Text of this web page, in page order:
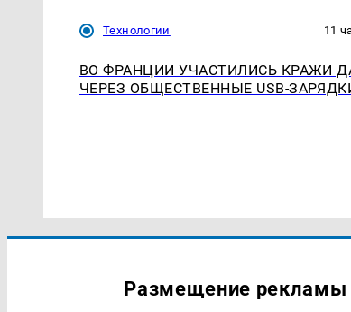
Технологии 11
ВО ФРАНЦИИ УЧАСТИЛИСЬ КРАЖИ
ЧЕРЕЗ ОБЩЕСТВЕННЫЕ USB-
Размещение рекламы